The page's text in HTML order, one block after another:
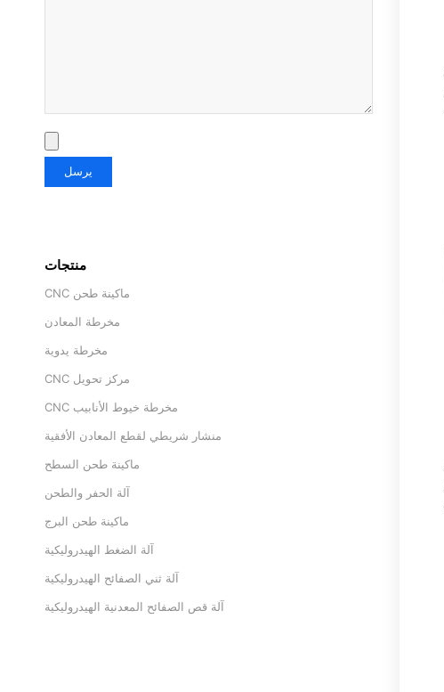
منتجات
ماكينة طحن CNC
مخرطة المعادن
مخرطة يدوية
مركز تحويل CNC
مخرطة خيوط الأنابيب CNC
منشار شريطي لقطع المعادن الأفقية
ماكينة طحن السطح
آلة الحفر والطحن
ماكينة طحن البرج
آلة الضغط الهيدروليكية
آلة ثني الصفائح الهيدروليكية
آلة قص الصفائح المعدنية الهيدروليكية